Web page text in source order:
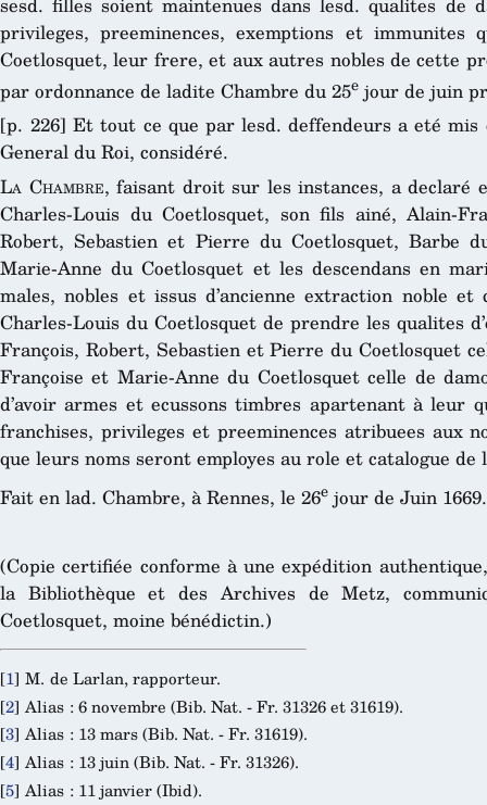
privileges, preeminences, exemptions et
Coetlosquet, leur frere, et aux autres nobles de cette
par ordonnance de ladite Chambre du 25e jour de juin
[p. 226] Et tout ce que par lesd. deffendeurs a eté
General du Roi, considéré.
La Chambre, faisant droit sur les instances, a declaré
Charles-Louis du Coetlosquet, son fils ainé, Alain-
Robert, Sebastien et Pierre du Coetlosquet, Barbe
Marie-Anne du Coetlosquet et les descendans en
males, nobles et issus d’ancienne extraction noble
Charles-Louis du Coetlosquet de prendre les qualites
François, Robert, Sebastien et Pierre du Coetlosquet
Françoise et Marie-Anne du Coetlosquet celle de
d’avoir armes et ecussons timbres apartenant à
franchises, privileges et preeminences atribuees aux
que leurs noms seront employes au role et catalogue
Fait en lad. Chambre, à Rennes, le 26e jour de Juin 1669.
(Copie certifiée conforme à une expédition
la Bibliothèque et des Archives de Metz,
Coetlosquet, moine bénédictin.)
[1] M. de Larlan, rapporteur.
[2] Alias : 6 novembre (Bib. Nat. - Fr. 31326 et 31619).
[3] Alias : 13 mars (Bib. Nat. - Fr. 31619).
[4] Alias : 13 juin (Bib. Nat. - Fr. 31326).
[5] Alias : 11 janvier (Ibid).